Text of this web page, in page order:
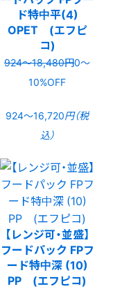
ド特中平(4)
OPET (エフピ
コ)
924〜18,480円0〜
10%OFF
924〜16,720円（税
込）
【レンジ可・並盛】
フードパック FPフ
ード特中深 (10)
PP (エフピコ)